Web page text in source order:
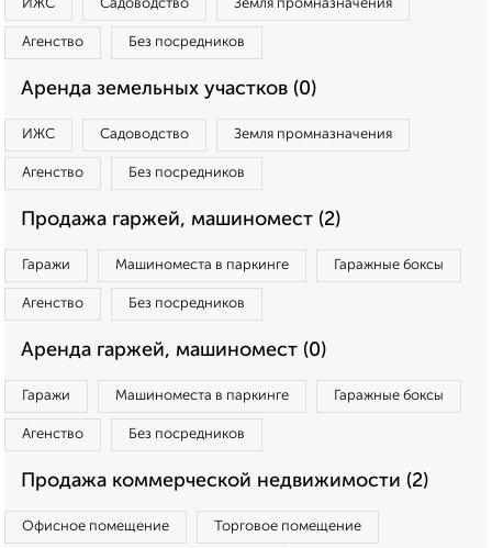
ИЖС Садоводство Земля промназначения
Агенство Без посредников
Аренда земельных участков (0)
ИЖС Садоводство Земля промназначения
Агенство Без посредников
Продажа гаржей, машиномест (2)
Гаражи Машиноместа в паркинге Гаражные боксы
Агенство Без посредников
Аренда гаржей, машиномест (0)
Гаражи Машиноместа в паркинге Гаражные боксы
Агенство Без посредников
Продажа коммерческой недвижимости (2)
Офисное помещение Торговое помещение